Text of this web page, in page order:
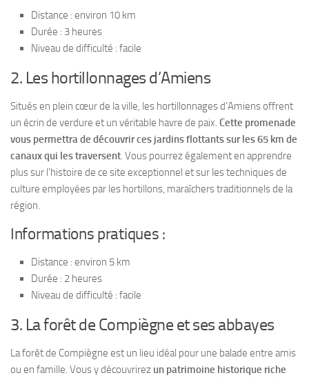
Distance : environ 10 km
Durée : 3 heures
Niveau de difficulté : facile
2. Les hortillonnages d’Amiens
Situés en plein cœur de la ville, les hortillonnages d’Amiens offrent
un écrin de verdure et un véritable havre de paix. Cette promenade
vous permettra de découvrir ces jardins flottants sur les 65 km de
canaux qui les traversent. Vous pourrez également en apprendre
plus sur l’histoire de ce site exceptionnel et sur les techniques de
culture employées par les hortillons, maraîchers traditionnels de la
région.
Informations pratiques :
Distance : environ 5 km
Durée : 2 heures
Niveau de difficulté : facile
3. La forêt de Compiègne et ses abbayes
La forêt de Compiègne est un lieu idéal pour une balade entre amis
ou en famille. Vous y découvrirez un patrimoine historique riche